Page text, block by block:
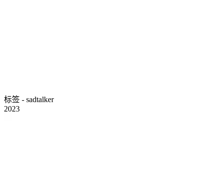
标签 - sadtalker
2023